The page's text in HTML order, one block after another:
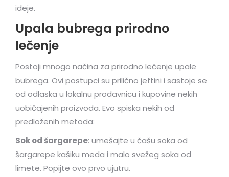
ideje.
Upala bubrega prirodno
lečenje
Postoji mnogo načina za prirodno lečenje upale
bubrega. Ovi postupci su prilično jeftini i sastoje se
od odlaska u lokalnu prodavnicu i kupovine nekih
uobičajenih proizvoda. Evo spiska nekih od
predloženih metoda:
Sok od šargarepe: umešajte u čašu soka od
šargarepe kašiku meda i malo svežeg soka od
limete. Popijte ovo prvo ujutru.